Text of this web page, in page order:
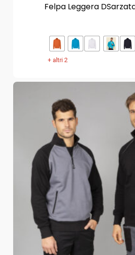
Felpa Leggera
+ altri 2